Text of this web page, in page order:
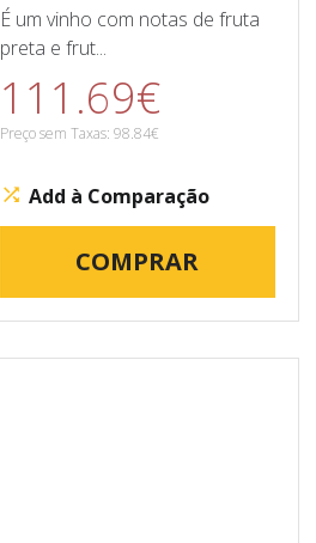
É um vinho com notas de fruta
preta e frut...
111.69€
Preço sem Taxas: 98.84€
Add à Comparação
COMPRAR